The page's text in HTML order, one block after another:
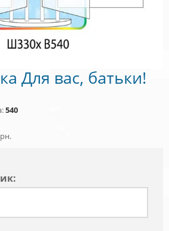
Для вас, батьки!
540